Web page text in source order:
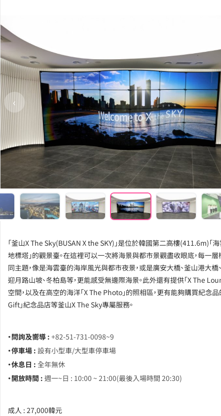
‹
「釜山X The Sky(BUSAN X the SKY)」是位於韓國第二高樓(411.6m)「
地標塔」的觀景臺。在這裡可以一次將海景與都市景觀盡收眼底，每一
同主題，像是海雲臺的海岸風光與都市夜景，或是廣安大橋、釜山港大橋
迎月路山坡、冬柏島等，更能感受無邊際海景。此外還有提供「X The
空間，以及在高空的海洋「X The Photo」的照相區，更有能夠購買紀念品
Gift」紀念品店等釜山X The Sky專屬服務。
・問詢及嚮導 : +82-51-731-0098~9
・停車場 : 設有小型車/大型車停車場
・休息日 : 全年無休
・開放時間 : 週一~日 : 10:00 ~ 21:00(最後入場時間 20:30)
成人 : 27,000韓元